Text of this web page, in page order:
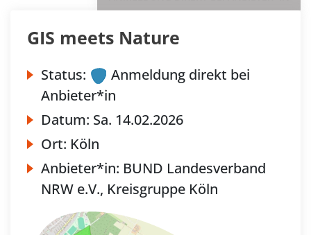
GIS meets Nature
Status:
Anmeldung direkt bei
Anbieter*in
Datum: Sa. 14.02.2026
Ort: Köln
Anbieter*in: BUND Landesverband
NRW e.V., Kreisgruppe Köln